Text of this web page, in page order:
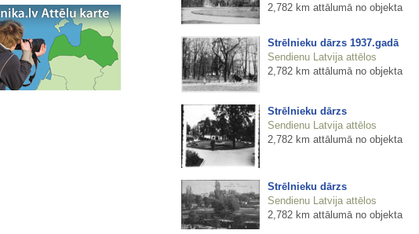
2,782 km attālumā no objekta
Strēlnieku dārzs 1937.gadā
Sendienu Latvija attēlos
2,782 km attālumā no objekta
Strēlnieku dārzs
Sendienu Latvija attēlos
2,782 km attālumā no objekta
Strēlnieku dārzs
Sendienu Latvija attēlos
2,782 km attālumā no objekta